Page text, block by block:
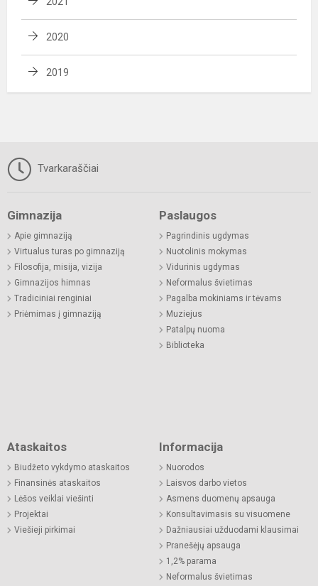
2020
2019
Tvarkaraščiai
Gimnazija
Apie gimnaziją
Virtualus turas po gimnaziją
Filosofija, misija, vizija
Gimnazijos himnas
Tradiciniai renginiai
Priėmimas į gimnaziją
Paslaugos
Pagrindinis ugdymas
Nuotolinis mokymas
Vidurinis ugdymas
Neformalus švietimas
Pagalba mokiniams ir tėvams
Muziejus
Patalpų nuoma
Biblioteka
Ataskaitos
Biudžeto vykdymo ataskaitos
Finansinės ataskaitos
Lėšos veiklai viešinti
Projektai
Viešieji pirkimai
Informacija
Nuorodos
Laisvos darbo vietos
Asmens duomenų apsauga
Konsultavimasis su visuomene
Dažniausiai užduodami klausimai
Pranešėjų apsauga
1,2% parama
Neformalus švietimas